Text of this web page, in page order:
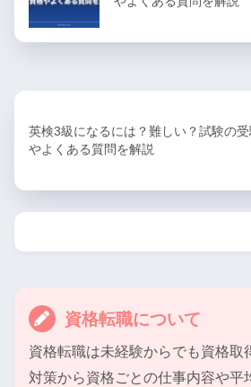
英検3級になるには？難しい？試験の
やよくある質問を解説
資格転職について
資格転職は未経験からでも資格取
対策から資格ごとの仕事内容や平